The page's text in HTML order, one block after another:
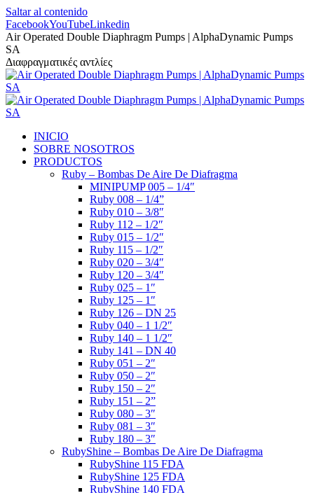
Saltar al contenido
FacebookYouTubeLinkedin
Air Operated Double Diaphragm Pumps | AlphaDynamic Pumps
SA
Διαφραγματικές αντλίες
INICIO
SOBRE NOSOTROS
PRODUCTOS
Ruby – Bombas De Aire De Diafragma
MINIPUMP 005 – 1/4″
Ruby 008 – 1/4”
Ruby 010 – 3/8″
Ruby 112 – 1/2″
Ruby 015 – 1/2″
Ruby 115 – 1/2″
Ruby 020 – 3/4″
Ruby 120 – 3/4″
Ruby 025 – 1″
Ruby 125 – 1″
Ruby 126 – DN 25
Ruby 040 – 1 1/2″
Ruby 140 – 1 1/2″
Ruby 141 – DN 40
Ruby 051 – 2″
Ruby 050 – 2″
Ruby 150 – 2″
Ruby 151 – 2”
Ruby 080 – 3″
Ruby 081 – 3″
Ruby 180 – 3″
RubyShine – Bombas De Aire De Diafragma
RubyShine 115 FDA
RubyShine 125 FDA
RubyShine 140 FDA